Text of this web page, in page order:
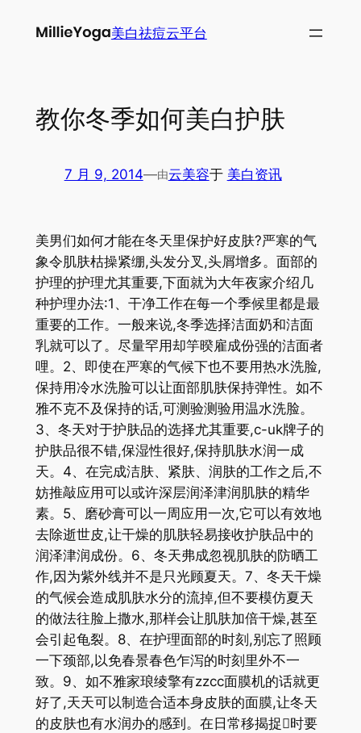
美白祛痘云平台
教你冬季如何美白护肤
7 月 9, 2014—由云美容于 美白资讯
美男们如何才能在冬天里保护好皮肤?严寒的气
象令肌肤枯操紧绷,头发分叉,头屑增多。面部的
护理的护理尤其重要,下面就为大年夜家介绍几
种护理办法:1、干净工作在每一个季候里都是最
重要的工作。一般来说,冬季选择洁面奶和洁面
乳就可以了。尽量罕用却竽暌雇成份强的洁面者
哩。2、即使在严寒的气候下也不要用热水洗脸,
保持用冷水洗脸可以让面部肌肤保持弹性。如不
雅不克不及保持的话,可测验测验用温水洗脸。
3、冬天对于护肤品的选择尤其重要,c-uk牌子的
护肤品很不错,保湿性很好,保持肌肤水润一成
天。4、在完成洁肤、紧肤、润肤的工作之后,不
妨推敲应用可以或许深层润泽津润肌肤的精华
素。5、磨砂膏可以一周应用一次,它可以有效地
去除逝世皮,让干燥的肌肤轻易接收护肤品中的
润泽津润成份。6、冬天弗成忽视肌肤的防晒工
作,因为紫外线并不是只光顾夏天。7、冬天干燥
的气候会造成肌肤水分的流掉,但不要模仿夏天
的做法往脸上撒水,那样会让肌肤加倍干燥,甚至
会引起龟裂。8、在护理面部的时刻,别忘了照顾
一下颈部,以免春景春色乍泻的时刻里外不一
致。9、如不雅家琅绫擎有zzcc面膜机的话就更
好了,天天可以制造合适本身皮肤的面膜,让冬天
的皮肤也有水润办的感到。在日常移揭捉时要